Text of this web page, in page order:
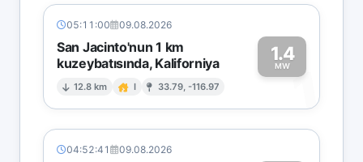
05:11:00 09.08.2026
San Jacinto'nun 1 km
kuzeybatısında, Kaliforniya
12.8 km I 33.79, -116.97
1.4
MW1
04:52:41 09.08.2026